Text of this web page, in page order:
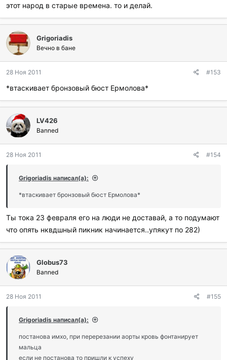
этот народ в старые времена. то и делай.
Grigoriadis
Вечно в бане
28 Ноя 2011 #153
*втаскивает бронзовый бюст Ермолова*
LV426
Banned
28 Ноя 2011 #154
Grigoriadis написал(а):
*втаскивает бронзовый бюст Ермолова*
Ты тока 23 февраля его на люди не доставай, а то подумают
что опять нквдшный пикник начинается..упякут по 282)
Globus73
Banned
28 Ноя 2011 #155
Grigoriadis написал(а):
постанова имхо, при перерезании аорты кровь фонтанирует
мальца
если не постанова то пришли к успеху